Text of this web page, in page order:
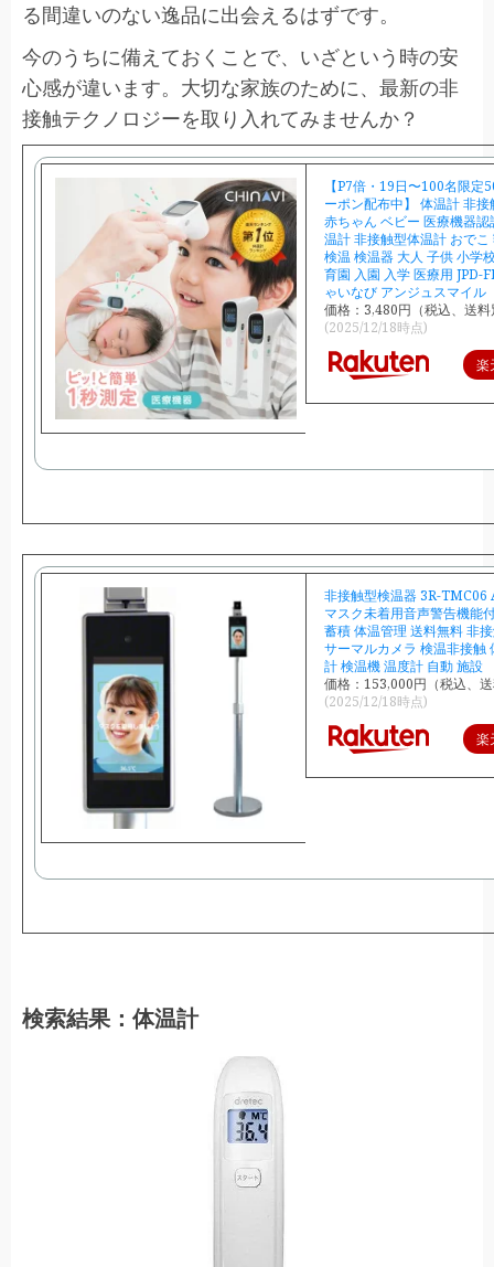
る間違いのない逸品に出会えるはずです。
今のうちに備えておくことで、いざという時の安
心感が違います。大切な家族のために、最新の非
接触テクノロジーを取り入れてみませんか？
【P7倍・19日〜100名限定
ーポン配布中】 体温計 非
赤ちゃん ベビー 医療機器認
温計 非接触型体温計 おでこ
検温 検温器 大人 子供 小学
育園 入園 入学 医療用 JPD-
ゃいなび アンジュスマイル
価格：3,480円（税込、送料
(2025/12/18時点)
楽
非接触型検温器 3R-TMC06
マスク未着用音声警告機能
蓄積 体温管理 送料無料 非
サーマルカメラ 検温非接触
計 検温機 温度計 自動 施設
価格：153,000円（税込、
(2025/12/18時点)
楽
検索結果：体温計